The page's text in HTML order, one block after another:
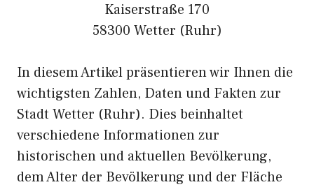
Kaiserstraße 170
58300 Wetter (Ruhr)
In diesem Artikel präsentieren wir Ihnen die
wichtigsten Zahlen, Daten und Fakten zur
Stadt Wetter (Ruhr). Dies beinhaltet
verschiedene Informationen zur
historischen und aktuellen Bevölkerung,
dem Alter der Bevölkerung und der Fläche